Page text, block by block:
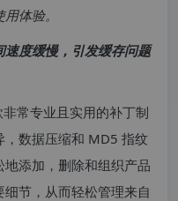
体验。
度缓慢，引发缓存问题
非常专业且实用的补丁制
，数据压缩和 MD5 指纹
添加，删除和组织产品
节，从而轻松管理来自